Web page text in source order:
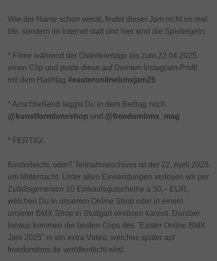
Wie der Name schon verrät, findet dieser Jam nicht im real
life, sondern im Internet statt und hier sind die Spielregeln:
* Filme während der Osterfeiertage bis zum 22.04.2025
einen Clip und poste diese auf Deinem Instagram-Profil
mit dem Hashtag #easteronlinebmxjam25
* Anschließend taggst Du in dem Beitrag noch
@kunstformbmxshop und @freedombmx_mag
* FERTIG!
Kinderleicht, oder? Teilnahmeschluss ist der 22. April 2025
um Mitternacht. Unter allen Einsendungen verlosen wir per
Zufallsgenerator 10 Einkaufsgutscheine a 50,– EUR,
welchen Du in unserem Online Shop oder in einem
unserer BMX Shop in Stuttgart einlösen kannst. Darüber
hinaus kommen die besten Clips des "Easter Online BMX
Jam 2025" in ein extra Video, welches später auf
freedombmx.de veröffentlicht wird.